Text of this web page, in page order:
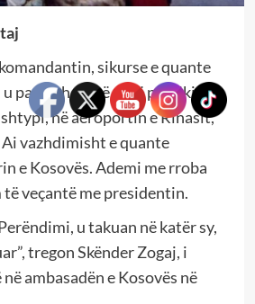
sikurse e quante
pa për herë të parë publikisht
në aeroportin e Rinasit,
vazhdimisht e quante
e Kosovës. Ademi me rroba
veçantë me presidentin.
u takuan në katër sy,
tregon Skënder Zogaj, i
ambasadën e Kosovës në